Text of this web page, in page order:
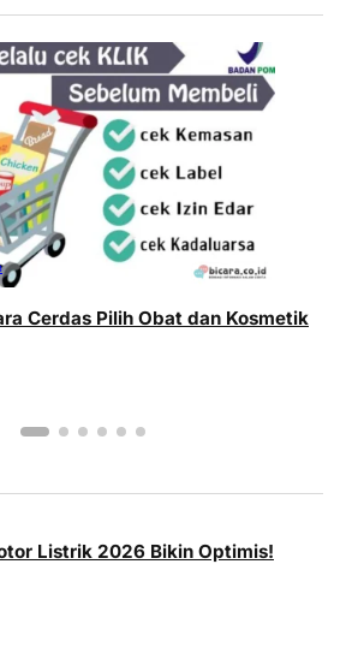
Cerdas Pilih Obat dan Kosmetik
Listrik 2026 Bikin Optimis!